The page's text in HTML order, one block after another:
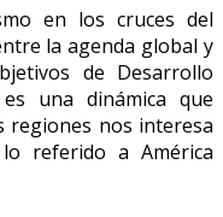
en los cruces del
la agenda global y
de Desarrollo
una dinámica que
regiones nos interesa
referido a América